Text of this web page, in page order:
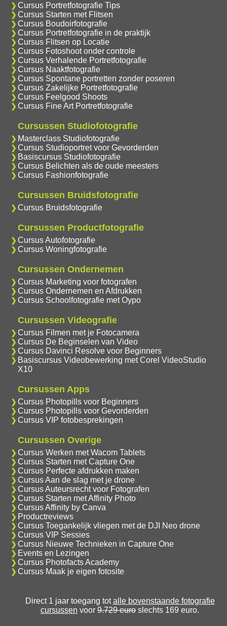
Cursus Portretfotografie Tips
Cursus Starten met Flitsen
Cursus Boudoirfotografie
Cursus Portretfotografie in de praktijk
Cursus Flitsen op Locatie
Cursus Fotoshoot onder controle
Cursus Verhalende Portretfotografie
Cursus Naaktfotografie
Cursus Spontane portretten zonder poseren
Cursus Zakelijke Portretfotografie
Cursus Feelgood Shoots
Cursus Fine Art Portretfotografie
Cursussen Studiofotografie
Masterclass Studiofotografie
Cursus Studioportret voor Gevorderden
Basiscursus Studiofotografie
Cursus Belichten als de oude meesters
Cursus Fashionfotografie
Cursussen Bruidsfotografie
Cursus Bruidsfotografie
Cursussen Productfotografie
Cursus Autofotografie
Cursus Woningfotografie
Cursussen Ondernemen
Cursus Marketing voor fotografen
Cursus Ondernemen en Afdrukken
Cursus Schoolfotografie met Oypo
Cursussen Videografie
Cursus Filmen met je Fotocamera
Cursus De Beginselen van Video
Cursus Davinci Resolve voor Beginners
Basiscursus Videobewerking met Corel VideoStudio
X10
Cursussen Apps
Cursus Photopills voor Beginners
Cursus Photopills voor Gevorderden
Cursus VIP fotobesprekingen
Cursussen Overige
Cursus Werken met Wacom Tablets
Cursus Starten met Capture One
Cursus Perfecte afdrukken maken
Cursus Aan de slag met je drone
Cursus Auteursrecht voor Fotografen
Cursus Starten met Affinity Photo
Cursus Affinity by Canva
Productreviews
Cursus Toegankelijk vliegen met de DJI Neo drone
Cursus VIP Sessies
Cursus Nieuwe Technieken in Capture One
Events en Lezingen
Cursus Photofacts Academy
Cursus Maak je eigen fotosite
Direct 1 jaar toegang totalle bovenstaande fotografie
cursussen voor 9.729 euro slechts 169 euro.